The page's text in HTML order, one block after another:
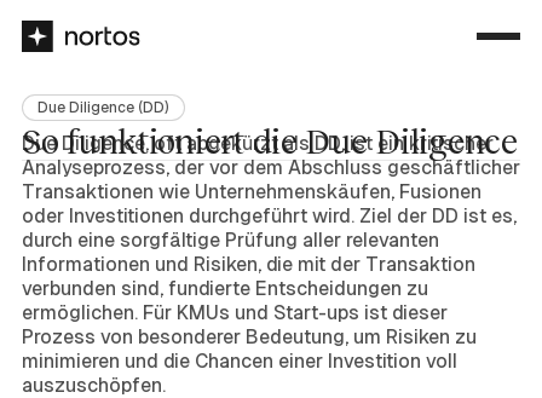
Due Diligence (DD)
So funktioniert die Due Diligence
Due Diligence, oft abgekürzt als DD, ist ein kritischer
Analyseprozess, der vor dem Abschluss geschäftlicher
Transaktionen wie Unternehmenskäufen, Fusionen
oder Investitionen durchgeführt wird. Ziel der DD ist es,
durch eine sorgfältige Prüfung aller relevanten
Informationen und Risiken, die mit der Transaktion
verbunden sind, fundierte Entscheidungen zu
ermöglichen. Für KMUs und Start-ups ist dieser
Prozess von besonderer Bedeutung, um Risiken zu
minimieren und die Chancen einer Investition voll
auszuschöpfen.